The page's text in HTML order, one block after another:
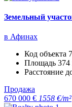
Земельный
в Афинах
Код объекта
Площадь 374
Расстояние
Продажа
670 000 € 1558 €/m²